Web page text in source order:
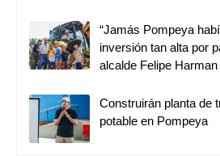
“Jamás Pompeya
inversión tan alta por
alcalde Felipe Harman
Construirán planta de
potable en Pompeya